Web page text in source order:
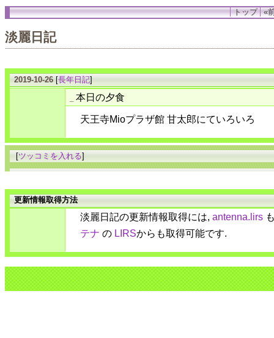
トップ «
淡麗日記
2019-10-26 [長年日記]
本日の夕食
天王寺Mioプラザ館 甘太郎にていろいろ
[ツッコミを入れる]
更新情報取得方法
淡麗日記の更新情報取得には, antenna.lirs
テナ の LIRSからも取得可能です.